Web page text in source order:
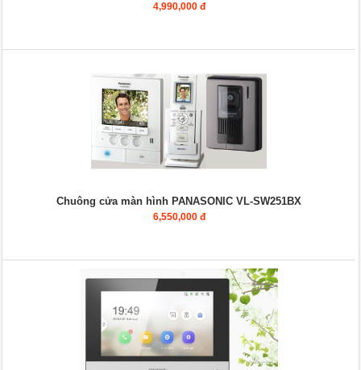
4,990,000 đ
Chuông cửa màn hình PANASONIC VL-SW251BX
6,550,000 đ